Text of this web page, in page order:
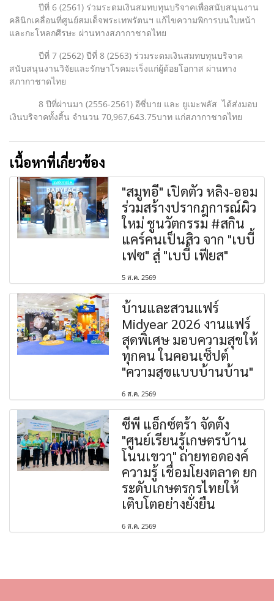
ปีที่ 6 (2561) ร่วมระดมเงินสมทบทุนบริจาคเพื่อสนับสนุนงาน
คลินิกเคลื่อนที่ศูนย์สมเด็จพระเทพรัตนฯ แก้ไขความพิการบนใบหน้า
และกะโหลกศีรษะ ผ่านทางสภากาชาดไทย
ปีที่ 7 (2562) ปีที่ 8 (2563) ร่วมระดมเงินสมทบทุนบริจาค
สนับสนุนงานวิจัยและรักษาโรคมะเร็งแก่ผู้ด้อยโอกาส ผ่านทาง
สภากาชาดไทย
8 ปีที่ผ่านมา (2556-2561) อีซี่บาย และ ยูเมะพลัส ได้ส่งมอบ
เงินบริจาคทั้งสิ้น จำนวน 70,967,643.75บาท แก่สภากาชาดไทย
เนื้อหาที่เกี่ยวข้อง
"สมูทอี" เปิดตัว หลิง-ออม
ร่วมสร้างปรากฎการณ์ผิว
ใหม่ ชูนวัตกรรม #สกิน
แคร์คนเป็นสิว จาก "เบบี้
เฟซ" สู่ "เบบี้ เฟียส"
5 ส.ค. 2569
บ้านและสวนแฟร์
Midyear 2026 งานแฟร์
สุดพิเศษ มอบความสุขให้
ทุกคน ในคอนเซ็ปต์
"ความสุขแบบบ้านบ้าน"
6 ส.ค. 2569
ซีพี แอ็กซ์ตร้า จัดตั้ง
"ศูนย์เรียนรู้เกษตรบ้าน
โนนเขวา" ถ่ายทอดองค์
ความรู้ เชื่อมโยงตลาด ยก
ระดับเกษตรกรไทยให้
เติบโตอย่างยั่งยืน
6 ส.ค. 2569